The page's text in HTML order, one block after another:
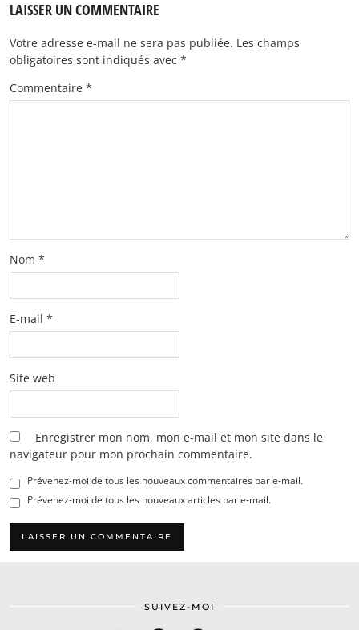
LAISSER UN COMMENTAIRE
Votre adresse e-mail ne sera pas publiée. Les champs
obligatoires sont indiqués avec *
Commentaire *
Nom *
E-mail *
Site web
Enregistrer mon nom, mon e-mail et mon site dans le
navigateur pour mon prochain commentaire.
Prévenez-moi de tous les nouveaux commentaires par e-mail.
Prévenez-moi de tous les nouveaux articles par e-mail.
SUIVEZ-MOI